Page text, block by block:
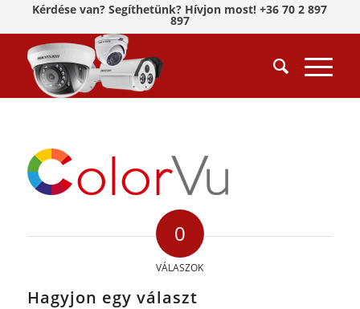
Kérdése van? Segíthetünk? Hívjon most! +36 70 2 897
897
0
VÁLASZOK
Hagyjon egy választ